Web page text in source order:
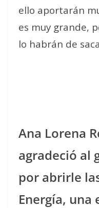
ello aportarán
es muy grande,
lo habrán de
Ana Lorena
agradeció al
por abrirle
Energía, una